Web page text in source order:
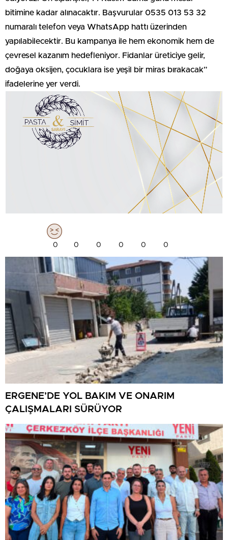
bitimine kadar alınacaktır. Başvurular 0535 013 53 32
numaralı telefon veya WhatsApp hattı üzerinden
yapılabilecektir. Bu kampanya ile hem ekonomik hem de
çevresel kazanım hedefleniyor. Fidanlar üreticiye gelir,
doğaya oksijen, çocuklara ise yeşil bir miras bırakacak”
ifadelerine yer verdi.
0 0 0 0 0 0
ERGENE’DE YOL BAKIM VE ONARIM
ÇALIŞMALARI SÜRÜYOR